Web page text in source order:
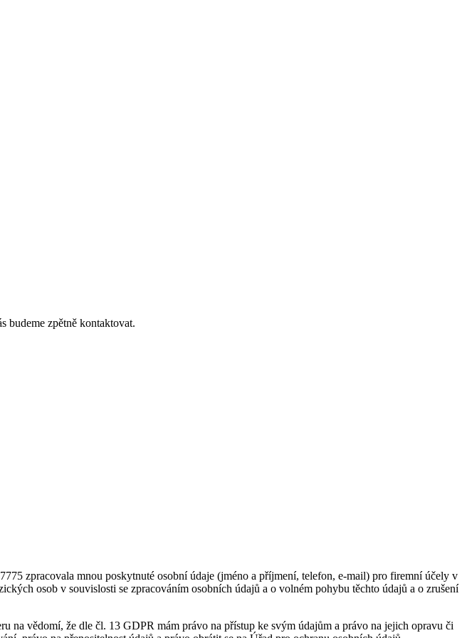
budeme zpětně kontaktovat.
zpracovala mnou poskytnuté osobní údaje (jméno a příjmení, telefon, e-mail) pro firemní účely v
osob v souvislosti se zpracováním osobních údajů a o volném pohybu těchto údajů a o zrušení
vědomí, že dle čl. 13 GDPR mám právo na přístup ke svým údajům a právo na jejich opravu či